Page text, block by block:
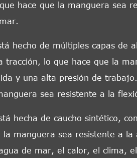
hace que la manguera sea
hecho de múltiples capas de
tracción, lo que hace que la
y una alta presión de
sea resistente a la
hecha de caucho sintético,
la manguera sea resistente a la
de mar, el calor, el clima, el